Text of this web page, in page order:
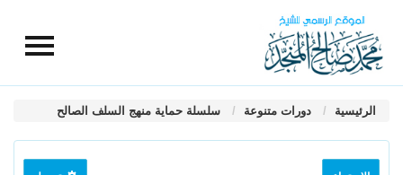
الرئيسية دورات متنوعة سلسلة حماية منهج السلف الصالح